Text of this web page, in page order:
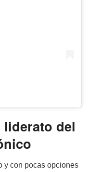
del
y con pocas opciones